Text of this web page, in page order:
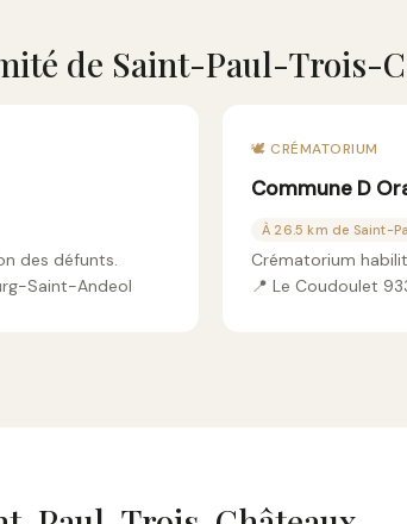
de Saint-Paul-Trois-
des défunts.
Saint-Andeol
🕊️ CRÉMATORIUM
Commune D
À 26.5 km de Saint-
Crématorium
📍 Le Coudoulet